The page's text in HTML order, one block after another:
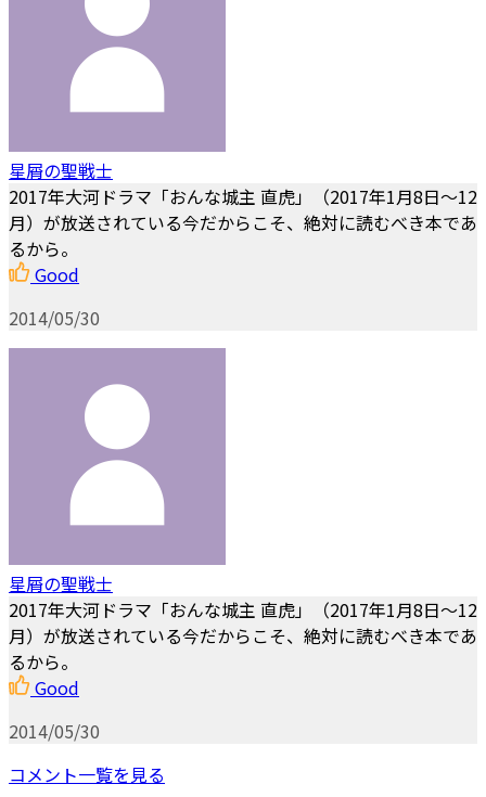
星屑の聖戦士
2017年大河ドラマ「おんな城主 直虎」（2017年1月8日～12
月）が放送されている今だからこそ、絶対に読むべき本であ
るから。
Good
2014/05/30
星屑の聖戦士
2017年大河ドラマ「おんな城主 直虎」（2017年1月8日～12
月）が放送されている今だからこそ、絶対に読むべき本であ
るから。
Good
2014/05/30
コメント一覧を見る